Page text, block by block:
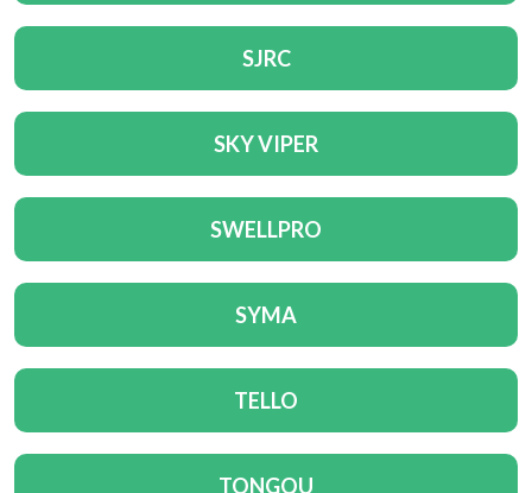
SJRC
SKY VIPER
SWELLPRO
SYMA
TELLO
TONGQU